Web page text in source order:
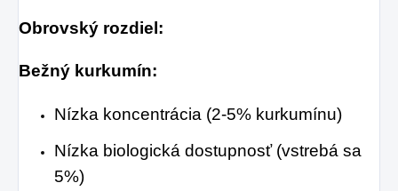
Obrovský rozdiel:
Bežný kurkumín:
Nízka koncentrácia (2-5% kurkumínu)
Nízka biologická dostupnosť (vstrebá sa
5%)